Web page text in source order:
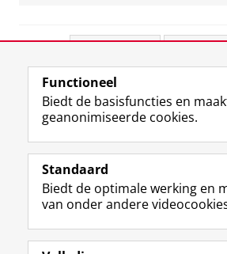
View this page in:
Volg de RUG
F
a
e
b
o
L
i
k
e
I
Studiekiezers
Functioneel
Biedt de basisfuncties en
geanonimiseerde cookies.
Standaard
Biedt de optimale werking en
van onder andere